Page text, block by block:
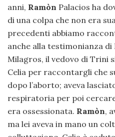
anni, Ramòn Palacios ha
di una colpa che non era
precedenti abbiamo
anche alla testimonianza di
Milagros, il vedovo di Trini
Celia per raccontargli che
dopo l’aborto; aveva
respiratoria per poi
era ossessionata. Ramòn,
ma lei aveva in mano un